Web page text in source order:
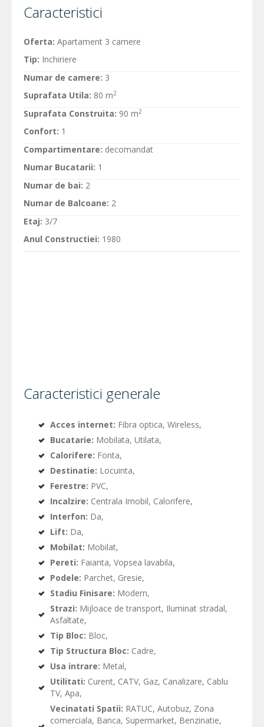
Caracteristici
Oferta: Apartament 3 camere
Tip: Inchiriere
Numar de camere: 3
Suprafata Utila: 80 m2
Suprafata Construita: 90 m2
Confort: 1
Compartimentare: decomandat
Numar Bucatarii: 1
Numar de bai: 2
Numar de Balcoane: 2
Etaj: 3/7
Anul Constructiei: 1980
Caracteristici generale
Acces internet: Fibra optica, Wireless,
Bucatarie: Mobilata, Utilata,
Calorifere: Fonta,
Destinatie: Locuinta,
Ferestre: PVC,
Incalzire: Centrala Imobil, Calorifere,
Interfon: Da,
Lift: Da,
Mobilat: Mobilat,
Pereti: Faianta, Vopsea lavabila,
Podele: Parchet, Gresie,
Stadiu Finisare: Modern,
Strazi: Mijloace de transport, Iluminat stradal,
Asfaltate,
Tip Bloc: Bloc,
Tip Structura Bloc: Cadre,
Usa intrare: Metal,
Utilitati: Curent, CATV, Gaz, Canalizare, Cablu
TV, Apa,
Vecinatati Spatii: RATUC, Autobuz, Zona
comerciala, Banca, Supermarket, Benzinatie,